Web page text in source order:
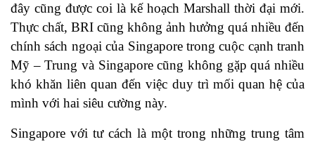
đây cũng được coi là kế hoạch Marshall thời đại mới.
Thực chất, BRI cũng không ảnh hưởng quá nhiều đến
chính sách ngoại của Singapore trong cuộc cạnh tranh
Mỹ – Trung và Singapore cũng không gặp quá nhiều
khó khăn liên quan đến việc duy trì mối quan hệ của
mình với hai siêu cường này.
Singapore với tư cách là một trong những trung tâm